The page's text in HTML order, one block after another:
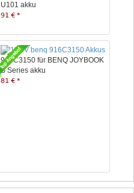
U101 akku
91 € *
916C3150 für BENQ JOYBOOK
S Series akku
81 € *